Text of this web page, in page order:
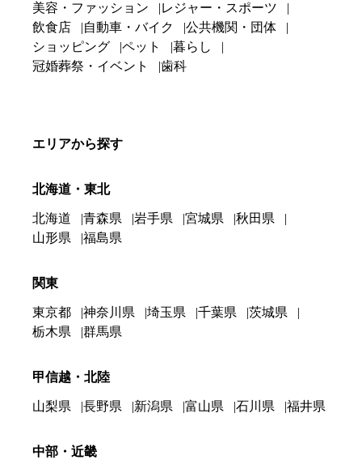
美容・ファッション
レジャー・スポーツ
飲食店
自動車・バイク
公共機関・団体
ショッピング
ペット
暮らし
冠婚葬祭・イベント
歯科
エリアから探す
北海道・東北
北海道 青森県 岩手県 宮城県
秋田県
山形県
福島県
関東
東京都 神奈川県 埼玉県 千葉県
茨城県
栃木県
群馬県
甲信越・北陸
山梨県 長野県 新潟県 富山県 石川県 福井県
中部・近畿